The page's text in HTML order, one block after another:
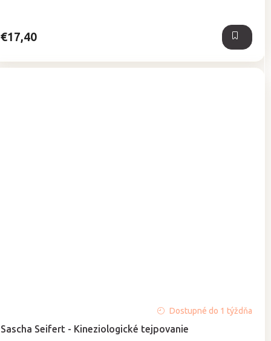
€17,40
Sascha Seifert - Kineziologické tejpovanie
hodnotenie
produktu
Dostupné do 1 týždňa